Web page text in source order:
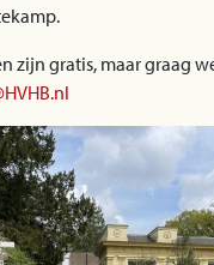
zijn gratis, maar graag